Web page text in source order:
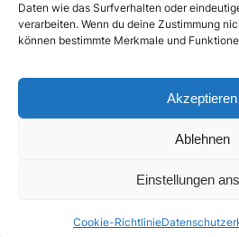
Daten wie das Surfverhalten oder
verarbeiten. Wenn du deine Zustimmung
können bestimmte Merkmale und
Akzeptieren
Ablehnen
Einstellungen
Cookie-Richtlinie